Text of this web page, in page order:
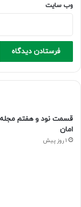
وب‌ سایت
قسمت نود و هفتم
امان
1 روز پیش